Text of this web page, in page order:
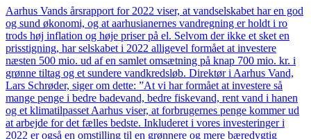
Aarhus Vands årsrapport for 2022 viser, at vandselskabet har en god
og sund økonomi, og at aarhusianernes vandregning er holdt i ro
trods høj inflation og høje priser på el. Selvom der ikke et sket en
prisstigning, har selskabet i 2022 alligevel formået at investere
næsten 500 mio. ud af en samlet omsætning på knap 700 mio. kr. i
grønne tiltag og et sundere vandkredsløb. Direktør i Aarhus Vand,
Lars Schrøder, siger om dette: ”At vi har formået at investere så
mange penge i bedre badevand, bedre fiskevand, rent vand i hanen
og et klimatilpasset Aarhus viser, at forbrugernes penge kommer ud
at arbejde for det fælles bedste. Inkluderet i vores investeringer i
2022 er også en omstilling til en grønnere og mere bæredygtig